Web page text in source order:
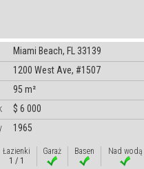
Miami Beach, FL 33139
1200 West Ave, #1507
95 m²
$ 6 000
1965
Łazienki
1 / 1
Garaż Basen Nad wodą